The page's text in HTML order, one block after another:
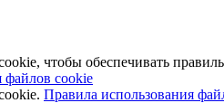
чтобы обеспечивать
файлов cookie
Правила использования